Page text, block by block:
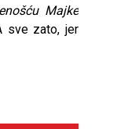
Majke
sve zato, jer